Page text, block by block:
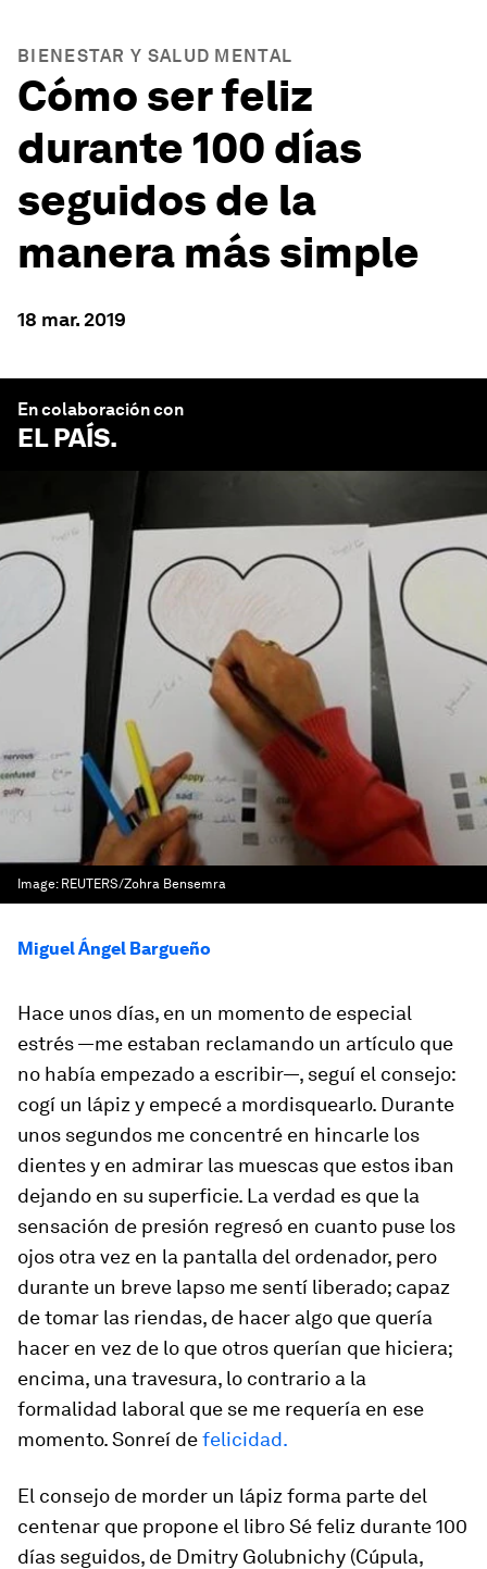
BIENESTAR Y SALUD MENTAL
Cómo ser feliz
durante 100 días
seguidos de la
manera más simple
18 mar. 2019
En colaboración con
EL PAÍS.
Image: REUTERS/Zohra Bensemra
Miguel Ángel Bargueño
Hace unos días, en un momento de especial
estrés —me estaban reclamando un artículo que
no había empezado a escribir—, seguí el consejo:
cogí un lápiz y empecé a mordisquearlo. Durante
unos segundos me concentré en hincarle los
dientes y en admirar las muescas que estos iban
dejando en su superficie. La verdad es que la
sensación de presión regresó en cuanto puse los
ojos otra vez en la pantalla del ordenador, pero
durante un breve lapso me sentí liberado; capaz
de tomar las riendas, de hacer algo que quería
hacer en vez de lo que otros querían que hiciera;
encima, una travesura, lo contrario a la
formalidad laboral que se me requería en ese
momento. Sonreí defelicidad.
El consejo de morder un lápiz forma parte del
centenar que propone el libroSé feliz durante 100
días seguidos, de Dmitry Golubnichy (Cúpula,